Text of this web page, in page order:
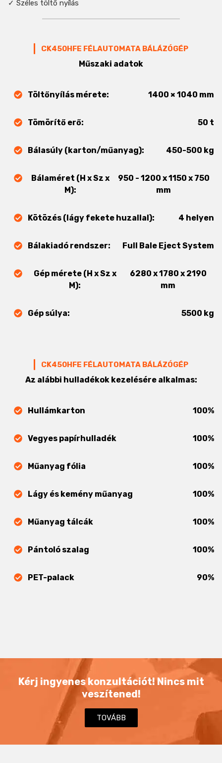
✓ Széles töltő nyílás
CK450HFE FÉLAUTOMATA BÁLÁZÓGÉP
Műszaki adatok
Töltőnyílás mérete: 1400 × 1040 mm
Tömörítő erő: 50 t
Bálasúly (karton/műanyag): 450-500 kg
Bálaméret (H x Sz x
M):
950 - 1200 x 1150 x 750
mm
Kötözés (lágy fekete huzallal): 4 helyen
Bálakiadó rendszer: Full Bale Eject System
Gép mérete (H x Sz x
M):
6280 x 1780 x 2190
mm
Gép súlya: 5500 kg
CK450HFE FÉLAUTOMATA BÁLÁZÓGÉP
Az alábbi hulladékok kezelésére alkalmas:
Hullámkarton 100%
Vegyes papírhulladék 100%
Műanyag fólia 100%
Lágy és kemény műanyag 100%
Műanyag tálcák 100%
Pántoló szalag 100%
PET-palack 90%
Kérj ingyenes konzultációt! Nincs mit
veszítened!
TOVÁBB